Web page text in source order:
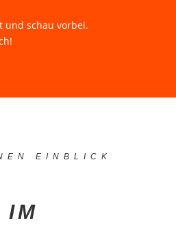
und schau vorbei.
EINBLICK
IM